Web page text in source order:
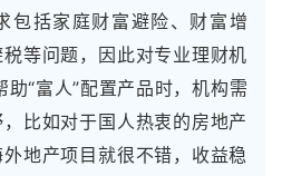
包括家庭财富避险、财富增
等问题，因此对专业理财机
“富人”配置产品时，机构需
比如对于国人热衷的房地产
地产项目就很不错，收益稳